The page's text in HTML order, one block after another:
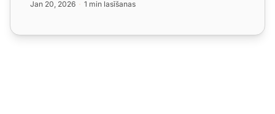
Jan 20, 2026 1 min lasīšanas